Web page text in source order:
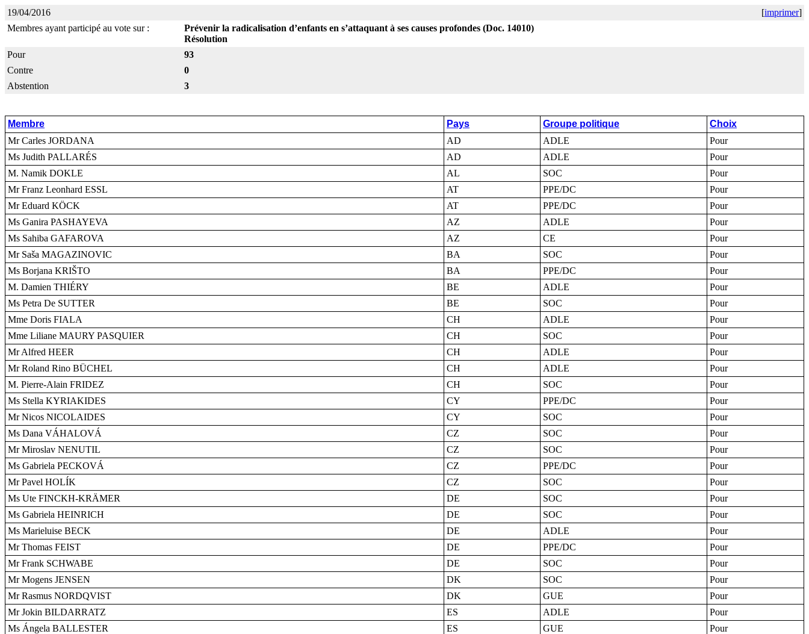
19/04/2016 [imprimer]
Membres ayant participé au vote sur :
Prévenir la radicalisation d’enfants en s’attaquant à ses causes profondes (Doc. 14010)
Résolution
Pour
93
Contre
0
Abstention
3
Membre Pays Groupe politique
Choix
Mr Carles JORDANA
AD ADLE
Pour
Ms Judith PALLARÉS
AD ADLE
Pour
M. Namik DOKLE
AL SOC
Pour
Mr Franz Leonhard ESSL
AT PPE/DC
Pour
Mr Eduard KÖCK
AT PPE/DC
Pour
Ms Ganira PASHAYEVA
AZ ADLE
Pour
Ms Sahiba GAFAROVA
AZ CE
Pour
Mr Saša MAGAZINOVIC
BA SOC
Pour
Ms Borjana KRIŠTO
BA PPE/DC
Pour
M. Damien THIÉRY
BE ADLE
Pour
Ms Petra De SUTTER
BE SOC
Pour
Mme Doris FIALA
CH ADLE
Pour
Mme Liliane MAURY PASQUIER
CH SOC
Pour
Mr Alfred HEER
CH ADLE
Pour
Mr Roland Rino BÜCHEL
CH ADLE
Pour
M. Pierre-Alain FRIDEZ
CH SOC
Pour
Ms Stella KYRIAKIDES
CY PPE/DC
Pour
Mr Nicos NICOLAIDES
CY SOC
Pour
Ms Dana VÁHALOVÁ
CZ SOC
Pour
Mr Miroslav NENUTIL
CZ SOC
Pour
Ms Gabriela PECKOVÁ
CZ PPE/DC
Pour
Mr Pavel HOLÍK
CZ SOC
Pour
Ms Ute FINCKH-KRÄMER
DE SOC
Pour
Ms Gabriela HEINRICH
DE SOC
Pour
Ms Marieluise BECK
DE ADLE
Pour
Mr Thomas FEIST
DE PPE/DC
Pour
Mr Frank SCHWABE
DE SOC
Pour
Mr Mogens JENSEN
DK SOC
Pour
Mr Rasmus NORDQVIST
DK GUE
Pour
Mr Jokin BILDARRATZ
ES ADLE
Pour
Ms Ángela BALLESTER
ES GUE
Pour